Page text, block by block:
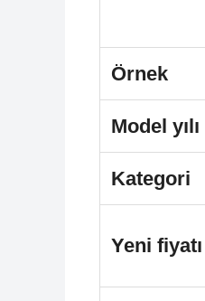
Örnek
Model yılı
Kategori
Yeni fiyatı